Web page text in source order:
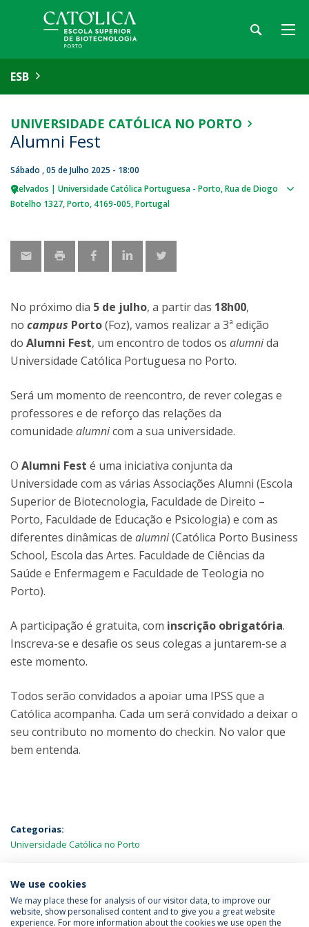
ESB
UNIVERSIDADE CATÓLICA NO PORTO
Alumni Fest
Sábado , 05 de Julho 2025 - 18:00
Relvados | Universidade Católica Portuguesa - Porto Rua de Diogo
Botelho 1327 Porto 4169-005 Portugal
No próximo dia 5 de julho, a partir das 18h00,
no campus Porto(Foz), vamos realizar a 3ª edição
do Alumni Fest, um encontro de todos os alumnida
Universidade Católica Portuguesa no Porto.
Será um momento de reencontro, de rever colegas e
professores e de reforço das relações da
comunidade alumnicom a sua universidade.
O Alumni Fest é uma iniciativa conjunta da
Universidade com as várias Associações Alumni (Escola
Superior de Biotecnologia, Faculdade de Direito –
Porto, Faculdade de Educação e Psicologia) e com as
diferentes dinâmicas de alumni(Católica Porto Business
School, Escola das Artes. Faculdade de Ciências da
Saúde e Enfermagem e Faculdade de Teologia no
Porto).
A participação é gratuita, com inscrição obrigatória.
Inscreva-se e desafie os seus colegas a juntarem-se a
este momento.
Todos serão convidados a apoiar uma IPSS que a
Católica acompanha. Cada um será convidado a deixar o
seu contributo no momento do checkin. No valor que
bem entenda.
Categorias:
Universidade Católica no Porto
MAIS NOTÍCIAS
We use cookies
We may place these for analysis of our visitor data, to improve our
website, show personalised content and to give you a great website
experience. For more information about the cookies we use open the